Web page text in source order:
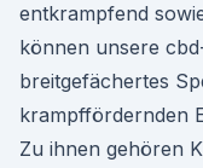
entkrampfend
können unsere
breitgefächertes
krampffördernden
Zu ihnen gehören